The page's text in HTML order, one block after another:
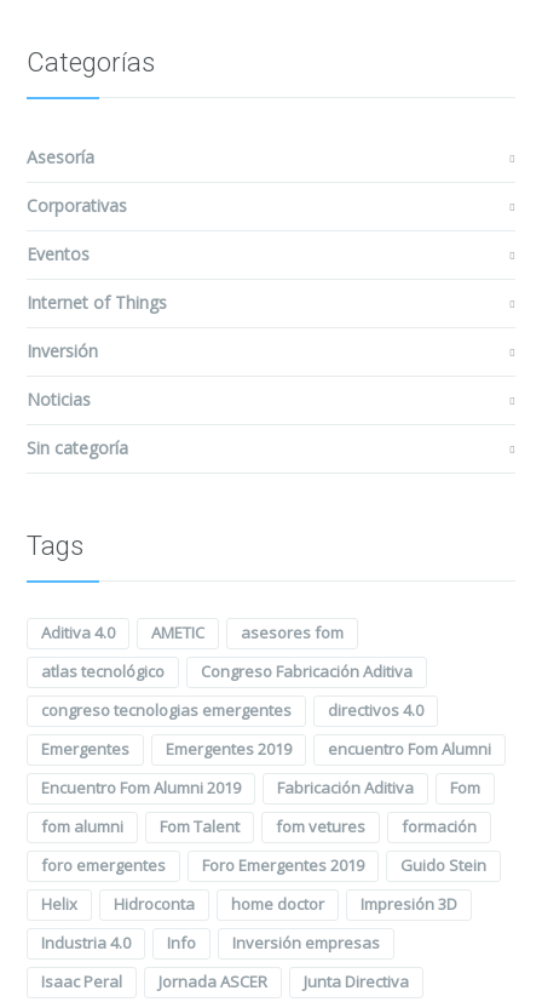
Categorías
Asesoría
Corporativas
Eventos
Internet of Things
Inversión
Noticias
Sin categoría
Tags
Aditiva 4.0 AMETIC
asesores fom
atlas tecnológico
Congreso Fabricación Aditiva
congreso tecnologias emergentes
directivos 4.0
Emergentes
Emergentes 2019
encuentro Fom Alumni
Encuentro Fom Alumni 2019
Fabricación Aditiva
Fom
fom alumni
Fom Talent fom vetures
formación
foro emergentes
Foro Emergentes 2019
Guido Stein
Helix
Hidroconta home doctor
Impresión 3D
Industria 4.0
Info
Inversión empresas
Isaac Peral
Jornada ASCER
Junta Directiva